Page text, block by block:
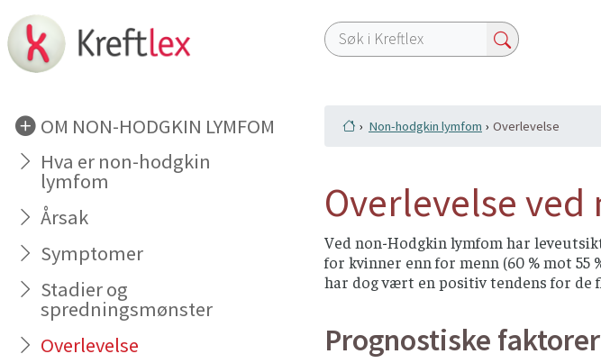
OM NON-HODGKIN LYMFOM
Hva er non-hodgkin
lymfom
Årsak
Symptomer
Stadier og
spredningsmønster
Overlevelse
Non-hodgkin lymfom Overlevelse
Overlevelse
Ved non-Hodgkin lymfom har
for kvinner enn for menn (60 % mot 55
har dog vært en positiv tendens for de
Prognostiske